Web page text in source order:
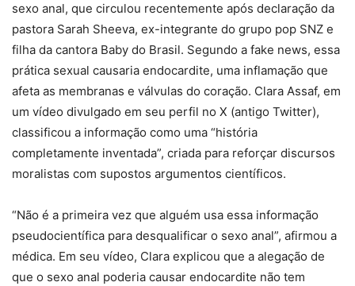
sexo anal, que circulou recentemente após declaração da
pastora Sarah Sheeva, ex-integrante do grupo pop SNZ e
filha da cantora Baby do Brasil. Segundo a fake news, essa
prática sexual causaria endocardite, uma inflamação que
afeta as membranas e válvulas do coração. Clara Assaf, em
um vídeo divulgado em seu perfil no X (antigo Twitter),
classificou a informação como uma “história
completamente inventada”, criada para reforçar discursos
moralistas com supostos argumentos científicos.
“Não é a primeira vez que alguém usa essa informação
pseudocientífica para desqualificar o sexo anal”, afirmou a
médica. Em seu vídeo, Clara explicou que a alegação de
que o sexo anal poderia causar endocardite não tem